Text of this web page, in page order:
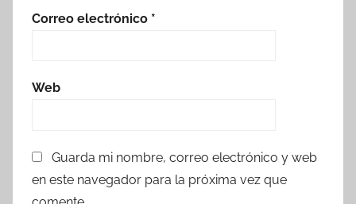
Correo electrónico *
Web
Guarda mi nombre, correo electrónico y web
en este navegador para la próxima vez que